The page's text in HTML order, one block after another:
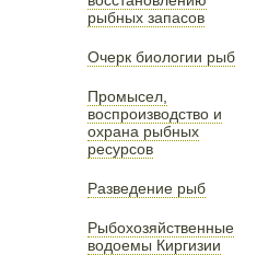
рыбных запасов
Очерк биологии рыб
Промысел,
воспроизводство и
охрана рыбных
ресурсов
Разведение рыб
Рыбохозяйственные
водоемы Киргизии